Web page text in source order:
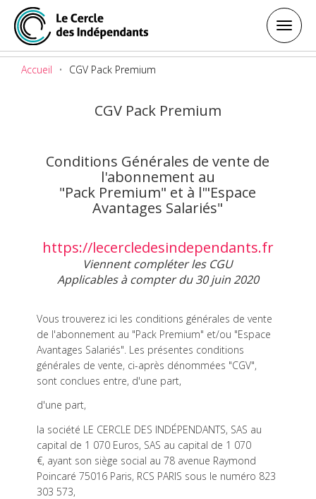
Accueil CGV Pack Premium
CGV Pack Premium
Conditions Générales de vente de
l'abonnement au
"Pack Premium" et à l'"Espace
Avantages Salariés"
https://lecercledesindependants.fr
Viennent compléter les CGU
Applicables à compter du 30 juin 2020
Vous trouverez ici les conditions générales de vente
de l'abonnement au "Pack Premium" et/ou "Espace
Avantages Salariés". Les présentes conditions
générales de vente, ci-après dénommées "CGV",
sont conclues entre, d'une part,
d'une part,
la société LE CERCLE DES INDÉPENDANTS, SAS au
capital de 1 070 Euros, SAS au capital de 1 070
€, ayant son siège social au 78 avenue Raymond
Poincaré 75016 Paris, RCS PARIS sous le numéro 823
303 573,